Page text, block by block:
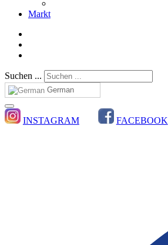
Markt
Suchen ...
German
INSTAGRAM FACEBOOK